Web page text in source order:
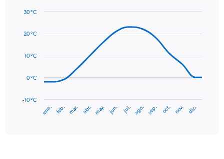
axis
values.
with
data
The
has
ene. feb. mar. abr. may. jun. jul. ago. sep. oct. nov. dic.
-10 °C
0 °C
10 °C
20 °C
30 °C